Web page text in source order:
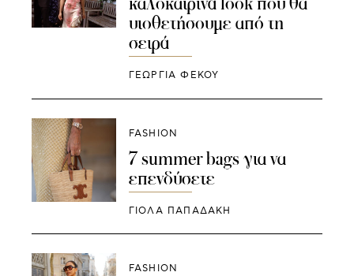
υιοθετήσουμε από τη
σειρά
ΓΕΩΡΓΙΑ ΦΕΚΟΥ
FASHION
7 summer bags για να
επενδύσετε
ΓΙΌΛΑ ΠΑΠΑΔΆΚΗ
FASHION